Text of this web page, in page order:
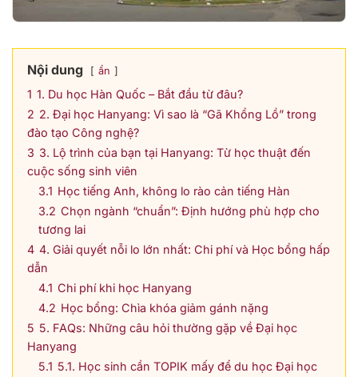
Nội dung ẩn
1 1. Du học Hàn Quốc – Bắt đầu từ đâu?
2 2. Đại học Hanyang: Vì sao là “Gã Khổng Lồ” trong
đào tạo Công nghệ?
3 3. Lộ trình của bạn tại Hanyang: Từ học thuật đến
cuộc sống sinh viên
3.1 Học tiếng Anh, không lo rào cản tiếng Hàn
3.2 Chọn ngành “chuẩn”: Định hướng phù hợp cho
tương lai
4 4. Giải quyết nỗi lo lớn nhất: Chi phí và Học bổng hấp
dẫn
4.1 Chi phí khi học Hanyang
4.2 Học bổng: Chìa khóa giảm gánh nặng
5 5. FAQs: Những câu hỏi thường gặp về Đại học
Hanyang
5.1 5.1. Học sinh cần TOPIK mấy để du học Đại học